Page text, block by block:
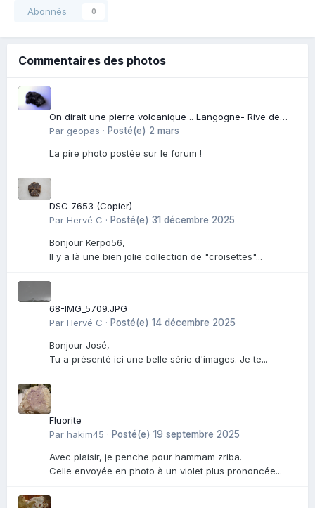
Abonnés 0
Commentaires des photos
On dirait une pierre volcanique .. Langogne- Rive de
l\'Alli
Par geopas · Posté(e) 2 mars
La pire photo postée sur le forum !
DSC 7653 (Copier)
Par Hervé C · Posté(e) 31 décembre 2025
Bonjour Kerpo56,
Il y a là une bien jolie collection de "croisettes"...
68-IMG_5709.JPG
Par Hervé C · Posté(e) 14 décembre 2025
Bonjour José,
Tu a présenté ici une belle série d'images. Je te...
Fluorite
Par hakim45 · Posté(e) 19 septembre 2025
Avec plaisir, je penche pour hammam zriba.
Celle envoyée en photo à un violet plus prononcée...